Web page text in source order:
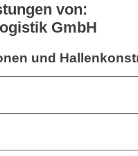
von:
GmbH
und